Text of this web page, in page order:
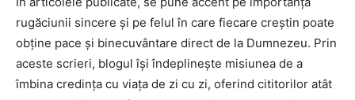
rugăciunii sincere și pe felul în care fiecare creștin poate
obține pace și binecuvântare direct de la Dumnezeu. Prin
aceste scrieri, blogul își îndeplinește misiunea de a
îmbina credința cu viața de zi cu zi, oferind cititorilor atât